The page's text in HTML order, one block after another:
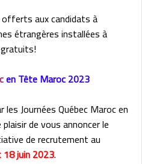
aux candidats à
étrangères installées à
en Tête Maroc 2023
Journées Québec Maroc en
de vous annoncer le
de recrutement au
juin 2023.